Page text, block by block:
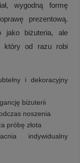
wygodną formę
prezentową.
jako biżuteria, ale
który od razu robi
i dekoracyjny
biżuterii
noszenia
próbę złota
indywidualny